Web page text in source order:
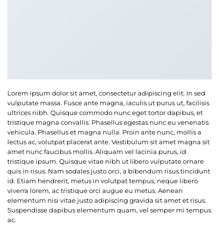
Lorem ipsum dolor sit amet, consectetur adipiscing elit. In sed
vulputate massa. Fusce ante magna, iaculis ut purus ut, facilisis
ultrices nibh. Quisque commodo nunc eget tortor dapibus, et
tristique magna convallis. Phasellus egestas nunc eu venenatis
vehicula. Phasellus et magna nulla. Proin ante nunc, mollis a
lectus ac, volutpat placerat ante. Vestibulum sit amet magna sit
amet nunc faucibus mollis. Aliquam vel lacinia purus, id
tristique ipsum. Quisque vitae nibh ut libero vulputate ornare
quis in risus. Nam sodales justo orci, a bibendum risus tincidunt
id. Etiam hendrerit, metus in volutpat tempus, neque libero
viverra lorem, ac tristique orci augue eu metus. Aenean
elementum nisi vitae justo adipiscing gravida sit amet et risus.
Suspendisse dapibus elementum quam, vel semper mi tempus
ac.